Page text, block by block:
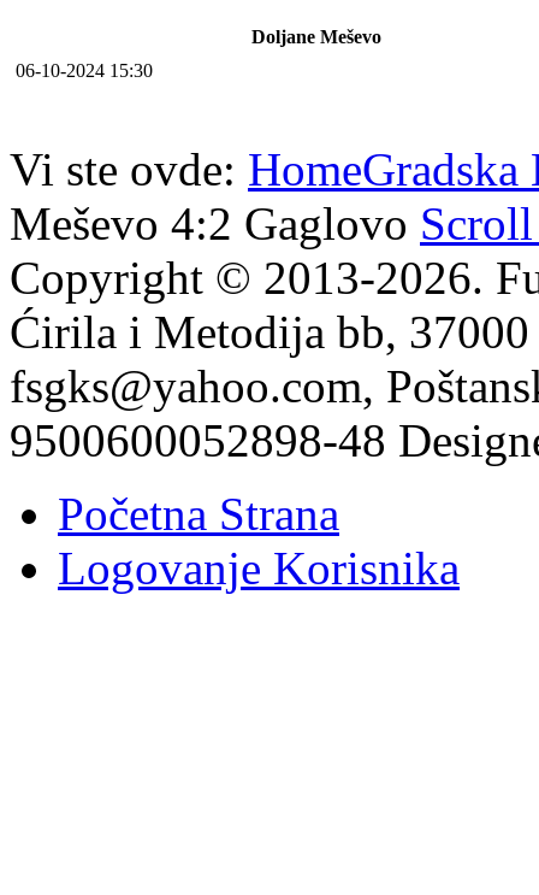
Doljane Meševo
06-10-2024 15:30
Vi ste ovde: Home
Meševo 4:2 Gaglovo
Copyright © 2013-2026.
Ćirila i Metodija bb,
fsgks@yahoo.com,
9500600052898-48
Početna Strana
Logovanje Korisnika